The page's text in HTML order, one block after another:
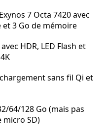
7 Octa 7420 avec
et 3 Go de mémoire
HDR, LED Flash et
sans fil Qi et
64/128 Go (mais pas
SD)